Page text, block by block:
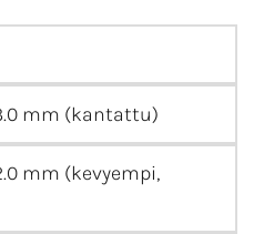
mm (kantattu)
mm (kevyempi,